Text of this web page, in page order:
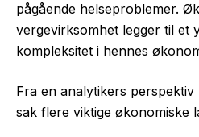
pågående helseproblemer.
vergevirksomhet legger til et
kompleksitet i hennes
Fra en analytikers perspektiv
sak flere viktige økonomiske